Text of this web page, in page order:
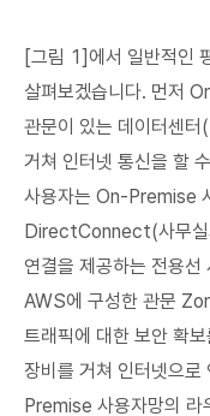
[그림 1]에서 일반적인
살펴보겠습니다. 먼저
관문이 있는 데이터센
거쳐 인터넷 통신을 할
사용자는 On-Premise
DirectConnect(사무실
연결을 제공하는 전용
AWS에 구성한 관문
트래픽에 대한 보안 확
장비를 거쳐 인터넷으
Premise 사용자망의 라